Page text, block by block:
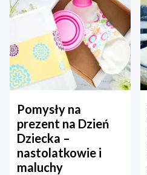
Pomysły na
prezent na Dzień
Dziecka –
nastolatkowie i
maluchy